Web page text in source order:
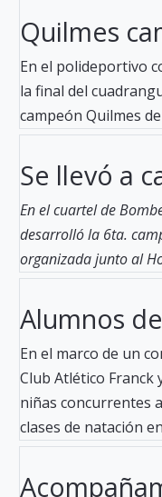
Quilmes
En el polideportivo
la final del
campeón Quilmes
Se llevó a
En el cuartel de
desarrolló la 6ta.
organizada junto al
Alumnos
En el marco de un
Club Atlético Franck
niñas concurrentes
clases de natación